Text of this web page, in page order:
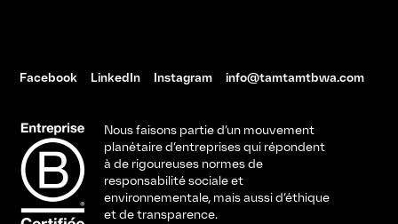
Facebook LinkedIn Instagram info@tamtamtbwa.com
Nous faisons partie d’un mouvement
planétaire d’entreprises qui répondent
à de rigoureuses normes de
responsabilité sociale et
environnementale, mais aussi d’éthique
et de transparence.